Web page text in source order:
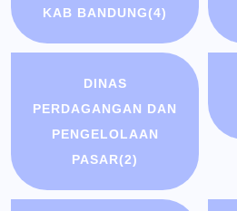
KAB BANDUNG(4)
DINAS
PERDAGANGAN DAN
PENGELOLAAN
PASAR(2)